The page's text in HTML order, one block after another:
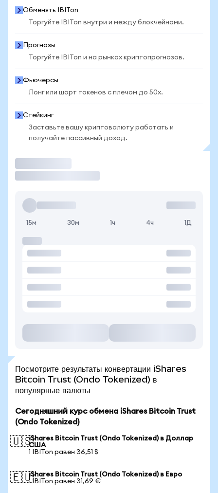
Обменять IBITon
Торгуйте IBITon внутри и между блокчейнами.
Прогнозы
Торгуйте IBITon и на рынках криптопрогнозов.
Фьючерсы
Лонг или шорт токенов с плечом до 50x.
Стейкинг
Заставьте вашу криптовалюту работать и
получайте пассивный доход.
15м 30м 1ч 4ч 1Д
Посмотрите результаты конвертации iShares
Bitcoin Trust (Ondo Tokenized) в
популярные валюты
Сегодняшний курс обмена iShares Bitcoin Trust
(Ondo Tokenized)
🇺🇸iShares Bitcoin Trust (Ondo Tokenized) в Доллар
США
1 IBITon равен 36,51 $
🇪🇺iShares Bitcoin Trust (Ondo Tokenized) в Евро
1 IBITon равен 31,69 €